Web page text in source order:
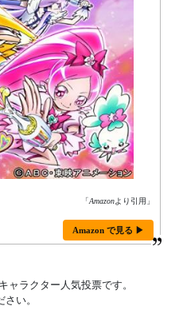
「Amazonより引用」
Amazon で見る ▶
ャラクター人気投票です。
い。